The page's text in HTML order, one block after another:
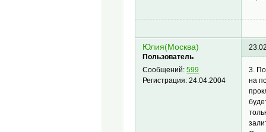
Юлия(Москва)
Пользователь
Сообщений:599
Регистрация:24.04.2004
3.
на